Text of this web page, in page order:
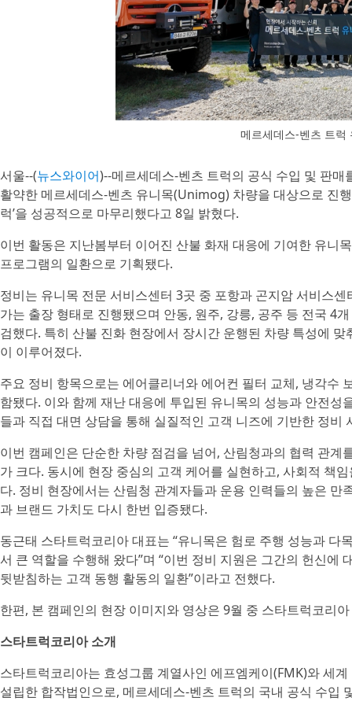
메르세데스-벤츠 트럭
서울--(뉴스와이어)--메르세데스-벤츠 트럭의 공식 수입 및 판
활약한 메르세데스-벤츠 유니목(Unimog) 차량을 대상으로 진
럭’을 성공적으로 마무리했다고 8일 밝혔다.
이번 활동은 지난봄부터 이어진 산불 화재 대응에 기여한 유니
프로그램의 일환으로 기획됐다.
정비는 유니목 전문 서비스센터 3곳 중 포항과 곤지암 서비스
가는 출장 형태로 진행됐으며 안동, 원주, 강릉, 공주 등 전국 4
검했다. 특히 산불 진화 현장에서 장시간 운행된 차량 특성에
이 이루어졌다.
주요 정비 항목으로는 에어클리너와 에어컨 필터 교체, 냉각수
함됐다. 이와 함께 재난 대응에 투입된 유니목의 성능과 안전
들과 직접 대면 상담을 통해 실질적인 고객 니즈에 기반한 정비
이번 캠페인은 단순한 차량 점검을 넘어, 산림청과의 협력 관
가 크다. 동시에 현장 중심의 고객 케어를 실현하고, 사회적 책
다. 정비 현장에서는 산림청 관계자들과 운용 인력들의 높은
과 브랜드 가치도 다시 한번 입증됐다.
동근태 스타트럭코리아 대표는 “유니목은 험로 주행 성능과
서 큰 역할을 수행해 왔다”며 “이번 정비 지원은 그간의 헌신
뒷받침하는 고객 동행 활동의 일환”이라고 전했다.
한편, 본 캠페인의 현장 이미지와 영상은 9월 중 스타트럭코리
스타트럭코리아 소개
스타트럭코리아는 효성그룹 계열사인 에프엠케이(FMK)와 세
설립한 합작법인으로, 메르세데스-벤츠 트럭의 국내 공식 수